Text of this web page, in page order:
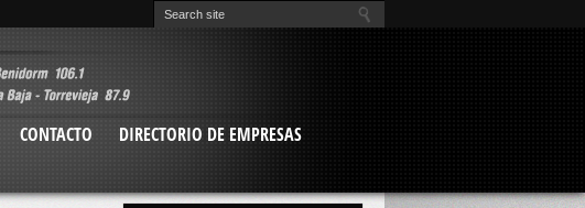
CONTACTO
DIRECTORIO DE EMPRESAS